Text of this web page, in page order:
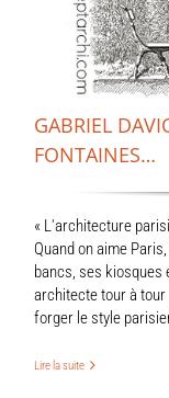
GABRIEL
FONTAINES…
« L'architecture
Quand on aime
bancs, ses kiosques
architecte tour à
forger le style
Lire la suite